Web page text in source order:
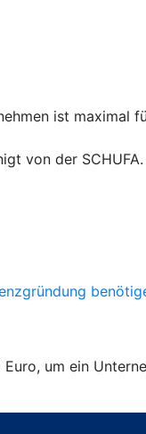
ist maximal
von der SCHUFA.
um ein